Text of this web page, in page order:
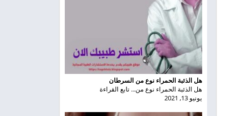
هل الذئبة الحمراء نوع من السرطان
هل الذئبة الحمراء نوع من... تابع القراءة
يونيو 13, 2021